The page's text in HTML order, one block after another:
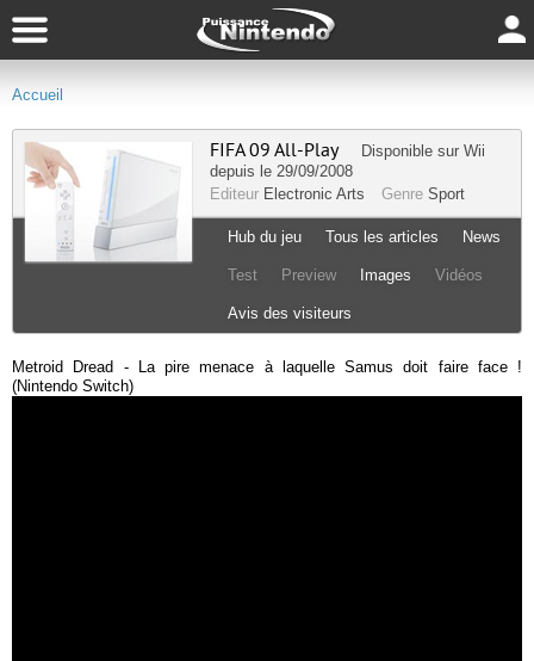
Accueil
FIFA 09 All-Play Disponible sur Wii
depuis le 29/09/2008
Editeur Electronic Arts Genre Sport
Hub du jeu Tous les articles News
Test Preview Images Vidéos
Avis des visiteurs
Metroid Dread - La pire menace à laquelle Samus doit faire face !
(Nintendo Switch)